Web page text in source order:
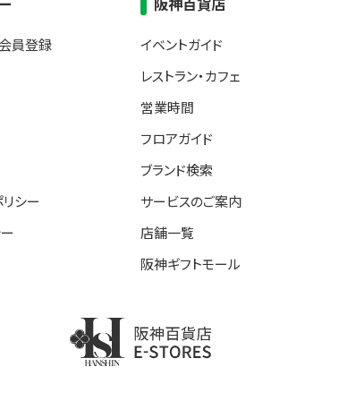
員登録
シー
イベントガイド
レストラン・カフェ
営業時間
フロアガイド
ブランド検索
サービスのご案内
店舗一覧
阪神ギフトモール